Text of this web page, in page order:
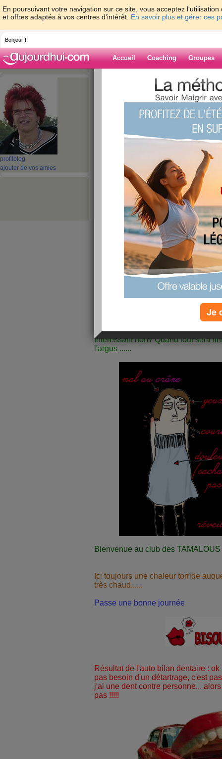
En poursuivant votre navigation sur ce site, vous acceptez
et offres adaptés à vos centres d'intérêt. En savoir plus et gérer ces
Bonjour !
Accueil Coaching Groupes
profil blog
ajouter de vos amies
> > Autre jours
Blog de krist31
Autre jours ...
Décidément la rentrée, c'est la
Après les lolos, les petons voici
faire grattouiller les ratiches et ça
beaucoup. Peut être suis
éprouver de grandes jouissances
être frigide de la denture. Mais
manquerait quelque chose à mon
Tu vois je te fais participer à ma
Intéressant non? Quand tout sera
l'argus ......
Bienvenue au club des TAMALOUS
Ici toujours une chaleur torride
très chaud......
Passe une bonne journée
Résultat de l'auto bilan dentaire :
pas besoin d'un détartrage, c'est
j'ai une dent contre personne...
pas !!!!!
Je